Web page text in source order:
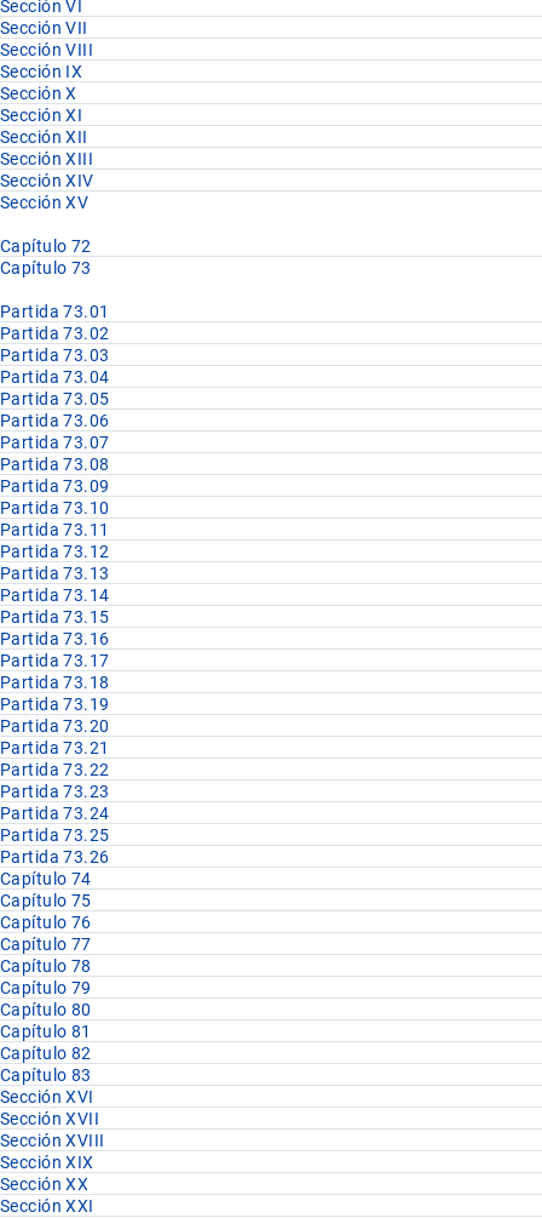
Sección VI
Sección VII
Sección VIII
Sección IX
Sección X
Sección XI
Sección XII
Sección XIII
Sección XIV
Sección XV
Capítulo 72
Capítulo 73
Partida 73.01
Partida 73.02
Partida 73.03
Partida 73.04
Partida 73.05
Partida 73.06
Partida 73.07
Partida 73.08
Partida 73.09
Partida 73.10
Partida 73.11
Partida 73.12
Partida 73.13
Partida 73.14
Partida 73.15
Partida 73.16
Partida 73.17
Partida 73.18
Partida 73.19
Partida 73.20
Partida 73.21
Partida 73.22
Partida 73.23
Partida 73.24
Partida 73.25
Partida 73.26
Capítulo 74
Capítulo 75
Capítulo 76
Capítulo 77
Capítulo 78
Capítulo 79
Capítulo 80
Capítulo 81
Capítulo 82
Capítulo 83
Sección XVI
Sección XVII
Sección XVIII
Sección XIX
Sección XX
Sección XXI